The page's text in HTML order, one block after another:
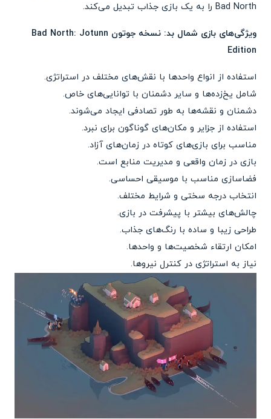
Bad North را به یک بازی جذاب تبدیل می‌کند.
ویژگی‌های بازی شمال بد: نسخه جوتون Bad North: Jotunn
Edition
استفاده از انواع واحدها با نقش‌های مختلف در استراتژی.
شامل یخ‌زده‌ها و سایر دشمنان با توانایی‌های خاص.
دشمنان و نقشه‌ها به طور تصادفی ایجاد می‌شوند.
استفاده از جزایر و مکان‌های گوناگون برای نبرد.
مناسب برای بازی‌های کوتاه در زمان‌های آزاد.
بازی در زمان واقعی و مدیریت منابع است.
فضاسازی مناسب با موسیقی احساسی.
انتخاب درجه سختی و شرایط مختلف.
چالش‌های بیشتر با پیشرفت در بازی.
طراحی زیبا و ساده با رنگ‌های جذاب.
امکان ارتقاء شخصیت‌ها و واحدها.
نیاز به استراتژی در کنترل نیروها.